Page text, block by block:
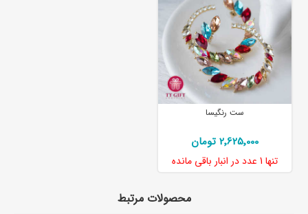
ست رنگیسا
2٬625٬000 تومان
تنها 1 عدد در انبار باقی مانده
محصولات مرتبط